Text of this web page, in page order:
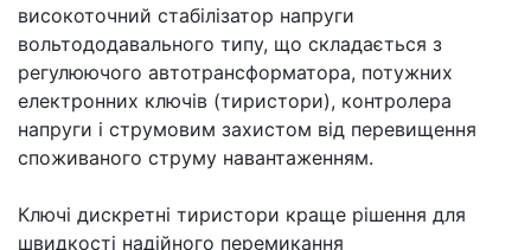
високоточний стабілізатор напруги
вольтододавального типу, що складається з
регулюючого автотрансформатора, потужних
електронних ключів (тиристори), контролера
напруги і струмовим захистом від перевищення
споживаного струму навантаженням.
Ключі дискретні тиристори краще рішення для
швидкості надійного перемикання